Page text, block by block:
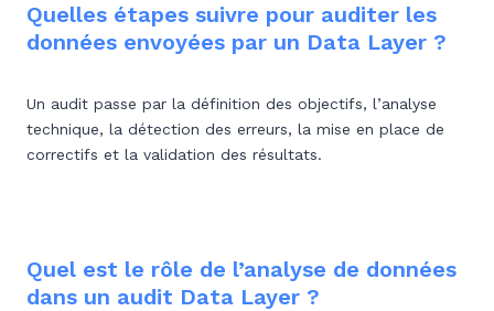
Quelles étapes suivre pour auditer les
données envoyées par un Data Layer ?
Un audit passe par la définition des objectifs, l’analyse
technique, la détection des erreurs, la mise en place de
correctifs et la validation des résultats.
Quel est le rôle de l’analyse de données
dans un audit Data Layer ?